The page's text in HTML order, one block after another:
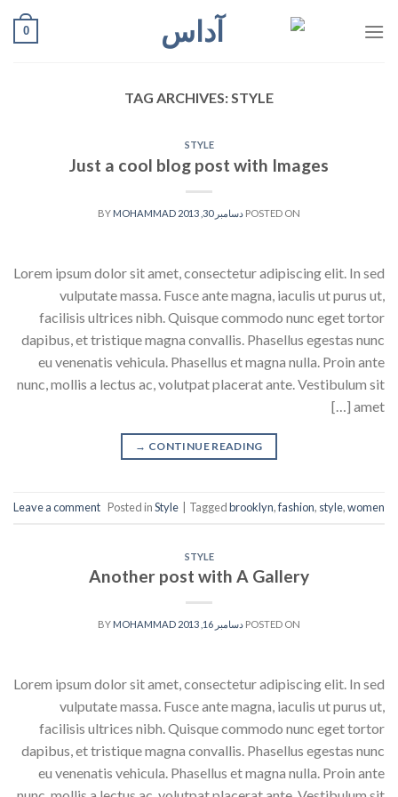
0
TAG ARCHIVES:STYLE
STYLE
Just a cool blog post with Images
POSTED ON دسامبر 30, 2013 MOHAMMAD
Lorem ipsum dolor sit amet, consectetur adipiscing elit. In sed
vulputate massa. Fusce ante magna, iaculis ut purus ut,
facilisis ultrices nibh. Quisque commodo nunc eget tortor
dapibus, et tristique magna convallis. Phasellus egestas nunc
eu venenatis vehicula. Phasellus et magna nulla. Proin ante
nunc, mollis a lectus ac, volutpat placerat ante. Vestibulum sit
amet […]
CONTINUE READING
→
Posted inStyle Taggedbrooklyn,fashion, style,women
Leave a comment
STYLE
Another post with A Gallery
POSTED ON دسامبر 16, 2013 MOHAMMAD
Lorem ipsum dolor sit amet, consectetur adipiscing elit. In sed
vulputate massa. Fusce ante magna, iaculis ut purus ut,
facilisis ultrices nibh. Quisque commodo nunc eget tortor
dapibus, et tristique magna convallis. Phasellus egestas nunc
eu venenatis vehicula. Phasellus et magna nulla. Proin ante